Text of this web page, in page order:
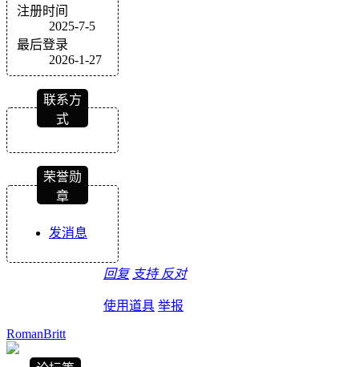
注册时间
2025-7-5
最后登录
2026-1-27
联系方
式
荣誉勋
章
发消息
回复 支持 反对
使用道具 举报
RomanBritt